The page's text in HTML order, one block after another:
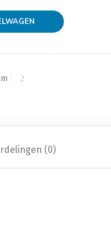
aantal
(0)